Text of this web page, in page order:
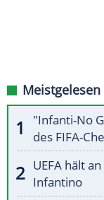
Meistgelesen
"Infanti-No
des FIFA-
UEFA hält
Infantino